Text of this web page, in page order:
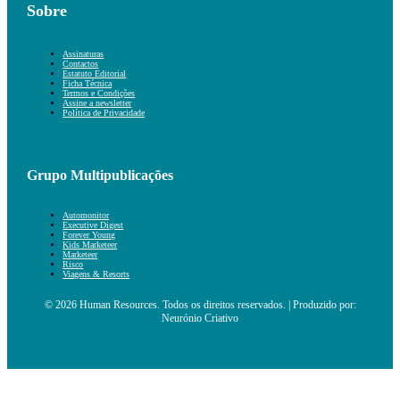
Sobre
Assinaturas
Contactos
Estatuto Editorial
Ficha Técnica
Termos e Condições
Assine a newsletter
Política de Privacidade
Grupo Multipublicações
Automonitor
Executive Digest
Forever Young
Kids Marketeer
Marketeer
Risco
Viagens & Resorts
© 2026 Human Resources. Todos os direitos reservados. | Produzido por:
Neurónio Criativo